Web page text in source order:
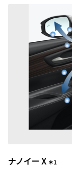
ナノイー X ＊1